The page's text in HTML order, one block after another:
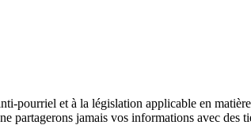
pourriel et à la législation applicable en
partagerons jamais vos informations avec des